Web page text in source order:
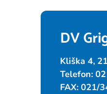
DV
Kliška 4,
Telefon:
FAX: 021/